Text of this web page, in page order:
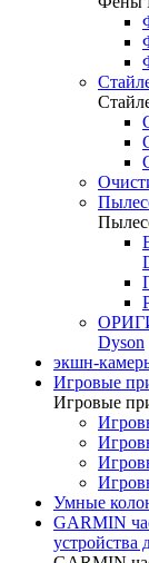
Dyson
экшн-
Игровые
Игровые
Умные
GARMIN
устройства